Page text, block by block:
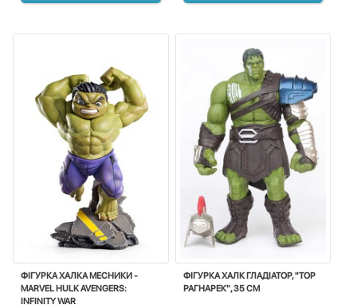
ФІГУРКА ХАЛКА МЕСНИКИ -
MARVEL HULK AVENGERS:
INFINITY WAR
ФІГУРКА ХАЛК ГЛАДІАТОР, "ТОР
РАГНАРЕК", 35 СМ